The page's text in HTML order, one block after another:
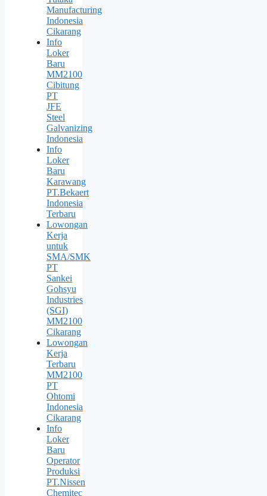
Manufacturing
Indonesia
Cikarang
Info
Loker
Baru
MM2100
Cibitung
PT
JFE
Steel
Galvanizing
Indonesia
Info
Loker
Baru
Karawang
PT.Bekaert
Indonesia
Terbaru
Lowongan
Kerja
untuk
SMA/SMK
PT
Sankei
Gohsyu
Industries
(SGI)
MM2100
Cikarang
Lowongan
Kerja
Terbaru
MM2100
PT
Ohtomi
Indonesia
Cikarang
Info
Loker
Baru
Operator
Produksi
PT.Nissen
Chemitec